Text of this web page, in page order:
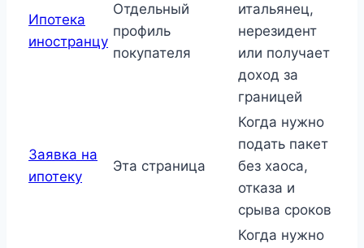
Ипотека
иностранцу
Отдельный
профиль
покупателя
итальянец,
нерезидент
или получает
доход за
границей
Заявка на
ипотеку
Эта страница
Когда нужно
подать пакет
без хаоса,
отказа и
срыва сроков
Когда нужно